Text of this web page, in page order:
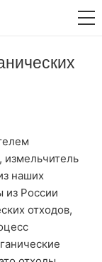
измельчитель
наших
из России
отходов,